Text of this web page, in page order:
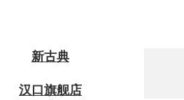
新古典
汉口旗舰店